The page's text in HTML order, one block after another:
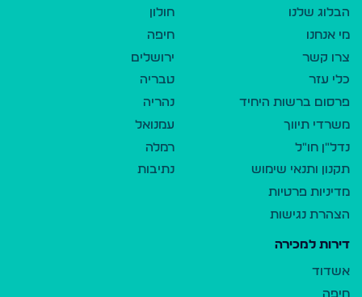
הבלוג שלנו
מי אנחנו
צרו קשר
כלי עזר
פרסום ברשות היחיד
משרדי תיווך
נדל"ן חו"ל
תקנון ותנאי שימוש
מדיניות פרטיות
הצהרת נגישות
חולון
חיפה
ירושלים
טבריה
נהריה
עמנואל
רמלה
נתיבות
דירות למכירה
אשדוד
חיפה